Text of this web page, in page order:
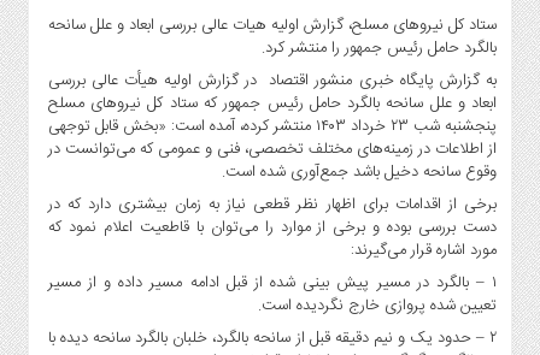
و
خودرو
استارت
آپ
و
فن
آوری
بانک
،
بیمه
و
ارز
دیجیتال
ستاد کل نیروهای مسلح، گزارش اولیه هیات عالی بررسی ابعاد و علل سانحه
بالگرد حامل رئیس جمهور را منتشر کرد.
به گزارش پایگاه خبری منشور اقتصاد در گزارش اولیه هیأت عالی بررسی
ابعاد و علل سانحه بالگرد حامل رئیس جمهور که ستاد کل نیروهای مسلح
پنجشنبه شب ۲۳ خرداد
منتشر کرده، آمده است: «بخش قابل توجهی
از اطلاعات در زمینه‌های مختلف تخصصی، فنی و عمومی که می‌توانست در
وقوع سانحه دخیل باشد جمع‌آوری شده است.
برخی از اقدامات برای اظهار نظر قطعی نیاز به زمان بیشتری دارد که در
دست بررسی بوده و برخی از موارد را می‌توان با قاطعیت اعلام نمود که
مورد اشاره قرار می‌گیرند:
۱ – بالگرد در مسیر پیش بینی شده از قبل ادامه مسیر داده و از مسیر
تعیین شده پروازی خارج نگردیده است.
۲ – حدود یک و نیم دقیقه قبل از سانحه بالگرد، خلبان بالگرد سانحه دیده با